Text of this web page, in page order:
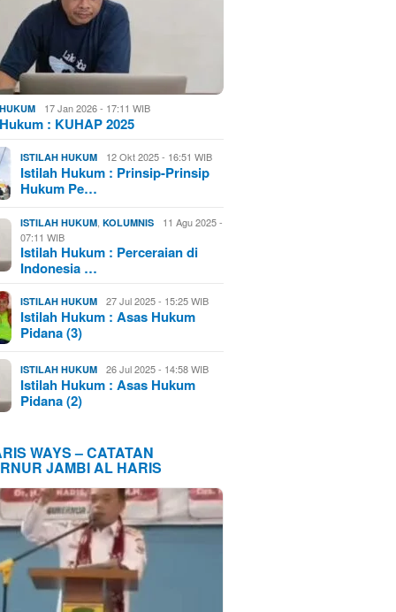
17 Jan 2026 - 17:11 WIB
: KUHAP 2025
ISTILAH HUKUM 12 Okt 2025 - 16:51 WIB
Istilah Hukum : Prinsip-Prinsip
Hukum Pe…
ISTILAH HUKUM ,KOLUMNIS
11 Agu 2025 -
07:11 WIB
Istilah Hukum : Perceraian di
Indonesia …
ISTILAH HUKUM 27 Jul 2025 - 15:25 WIB
Istilah Hukum : Asas Hukum
Pidana (3)
ISTILAH HUKUM 26 Jul 2025 - 14:58 WIB
Istilah Hukum : Asas Hukum
Pidana (2)
WAYS – CATATAN
JAMBI AL HARIS